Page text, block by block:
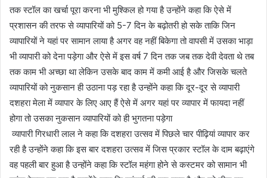
तक स्टॉल का खर्चा पूरा करना भी मुश्किल हो गया है उन्होंने कहा कि ऐसे में
प्रशासन की तरफ से व्यापारियों को 5-7 दिन के बढ़ोतरी हो सके ताकि जिन
व्यापारियों ने यहां पर सामान लाया है अगर वह नहीं बिकेगा तो वापसी में उसका भाड़ा
भी व्यापारी को देना पड़ेगा और ऐसे में इस वर्ष 7 दिन तक जब तक देवी देवता थे तब
तक काम भी अच्छा था लेकिन उसके बाद काम में कमी आई है और जिसके चलते
व्यापारियों को नुकसान ही उठाना पड़ रहा है उन्होंने कहा कि दूर-दूर से व्यापारी
दशहरा मेला में व्यापार के लिए आए हैं ऐसे में अगर यहां पर व्यापार में फायदा नहीं
होगा तो उसका नुकसान व्यापारियों को ही भुगतना पड़ेगा
व्यापारी गिरधारी लाल ने कहा कि दशहरा उत्सव में पिछले चार पीढ़ियां व्यापार कर
रही है उन्होंने कहा कि इस बार दशहरा उत्सव में जिस प्रकार स्टॉल के दाम बढ़ाएंगे
वह पहली बार हुआ है उन्होंने कहा कि स्टॉल महंगा होने से कस्टमर को सामान भी